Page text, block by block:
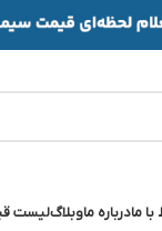
با مادرباره ماوبلاگلیست